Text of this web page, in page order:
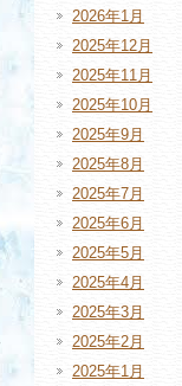
2026年1月
2025年12月
2025年11月
2025年10月
2025年9月
2025年8月
2025年7月
2025年6月
2025年5月
2025年4月
2025年3月
2025年2月
2025年1月